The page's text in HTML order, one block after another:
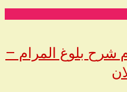
شرح بلوغ المرام –